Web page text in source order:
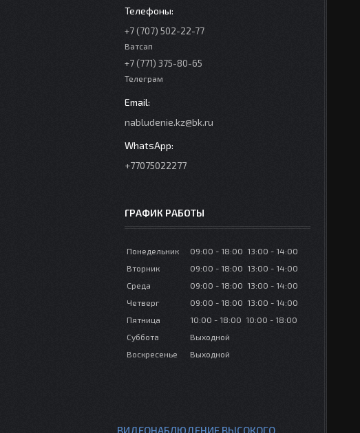
+7 (707) 502-22-77
Ватсап
+7 (771) 375-80-65
Телеграм
nabludenie.kz@bk.ru
+77075022277
ГРАФИК РАБОТЫ
Понедельник 09:00 18:00 13:00
14:00
Вторник
09:00 18:00 13:00
14:00
Среда
09:00 18:00 13:00
14:00
Четверг
09:00 18:00 13:00
14:00
Пятница
10:00 18:00 10:00
18:00
Суббота
Выходной
Воскресенье
Выходной
ВИДЕОНАБЛЮДЕНИЕ ВЫСОКОГО